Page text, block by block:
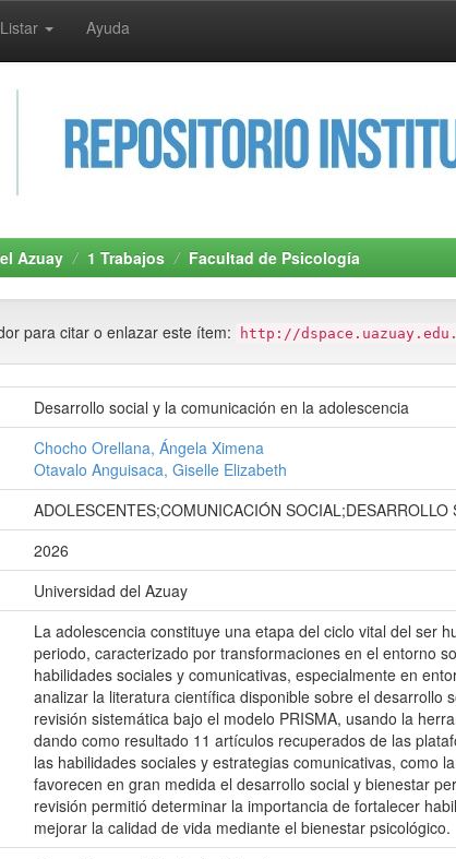
Listar Ayuda
Azuay 1 Trabajos Facultad de Psicología
para citar o enlazar este ítem: http://
Desarrollo social y la comunicación en la adolescencia
Chocho Orellana, Ángela Ximena
Otavalo Anguisaca, Giselle Elizabeth
ADOLESCENTES;COMUNICACIÓN
2026
Universidad del Azuay
La adolescencia constituye una etapa del ciclo vital del ser
periodo, caracterizado por transformaciones en el entorno
habilidades sociales y comunicativas, especialmente en
analizar la literatura científica disponible sobre el desarrollo
revisión sistemática bajo el modelo PRISMA, usando la
dando como resultado 11 artículos recuperados de las
las habilidades sociales y estrategias comunicativas, como
favorecen en gran medida el desarrollo social y bienestar
revisión permitió determinar la importancia de fortalecer
mejorar la calidad de vida mediante el bienestar psicológico.